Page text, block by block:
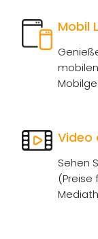
Mobil
Video
Sehen
(Preise